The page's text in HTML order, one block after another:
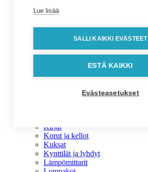
Käyntikorttikotelot
Muistikirjat ja muistilaput
Muut toimistotarvikkeet
Tietokonetarvikkeet
Vapaa-ajan ja kodin tuotteet
Askelmittarit ja sykemittarit
Kirjat
Korut ja kellot
Kuksat
Kynttilät ja lyhdyt
Lämpömittarit
Lue lisää
SALLI KAIKKI EVÄSTEET
ESTÄ KAIKKI
Evästeasetukset